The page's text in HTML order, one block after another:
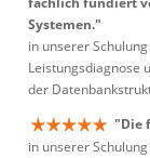
Systemen."
in unserer
Leistungsdiagnose
der
"Die
in unserer